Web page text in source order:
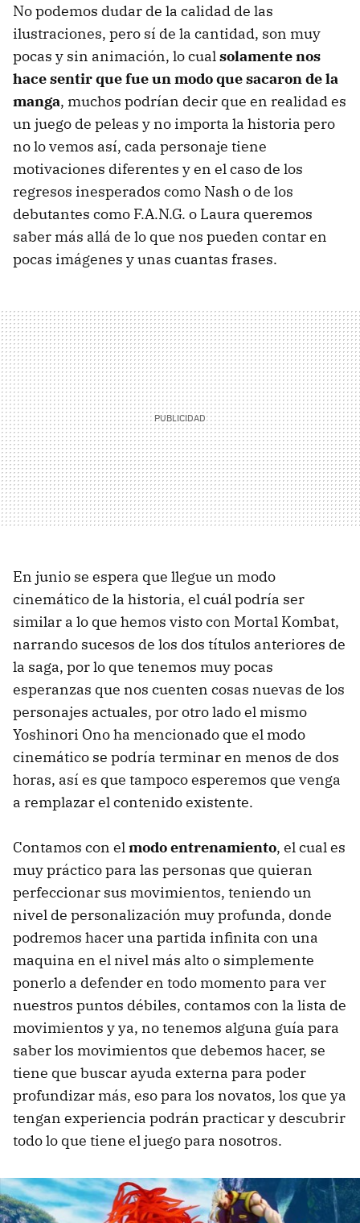
No podemos dudar de la calidad de las
ilustraciones, pero sí de la cantidad, son muy
pocas y sin animación, lo cualsolamente nos
hace sentir que fue un modo que sacaron de la
manga, muchos podrían decir que en realidad es
un juego de peleas y no importa la historia pero
no lo vemos así, cada personaje tiene
motivaciones diferentes y en el caso de los
regresos inesperados como Nash o de los
debutantes como F.A.N.G. o Laura queremos
saber más allá de lo que nos pueden contar en
pocas imágenes y unas cuantas frases.
En junio se espera que llegue un modo
cinemático de la historia, el cuál podría ser
similar a lo que hemos visto con Mortal Kombat,
narrando sucesos de los dos títulos anteriores de
la saga, por lo que tenemos muy pocas
esperanzas que nos cuenten cosas nuevas de los
personajes actuales, por otro lado el mismo
Yoshinori Ono ha mencionado que el modo
cinemático se podría terminar en menos de dos
horas, así es que tampoco esperemos que venga
a remplazar el contenido existente.
Contamos con elmodo entrenamiento, el cual es
muy práctico para las personas que quieran
perfeccionar sus movimientos, teniendo un
nivel de personalización muy profunda, donde
podremos hacer una partida infinita con una
maquina en el nivel más alto o simplemente
ponerlo a defender en todo momento para ver
nuestros puntos débiles, contamos con la lista de
movimientos y ya, no tenemos alguna guía para
saber los movimientos que debemos hacer, se
tiene que buscar ayuda externa para poder
profundizar más, eso para los novatos, los que ya
tengan experiencia podrán practicar y descubrir
todo lo que tiene el juego para nosotros.